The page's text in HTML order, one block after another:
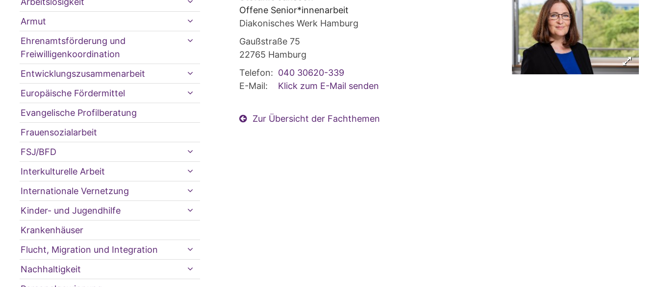
Offene Senior*innenarbeit
Diakonisches Werk Hamburg
Gaußstraße 75
22765 Hamburg
Telefon: 040 30620-339
E-Mail:
Klick zum E-Mail senden
Zur Übersicht der Fachthemen
Armut
Ehrenamtsförderung und
Freiwilligenkoordination
Entwicklungszusammenarbeit
Europäische Fördermittel
Evangelische Profilberatung
Frauensozialarbeit
FSJ/BFD
Interkulturelle Arbeit
Internationale Vernetzung
Kinder- und Jugendhilfe
Krankenhäuser
Flucht, Migration und Integration
Nachhaltigkeit